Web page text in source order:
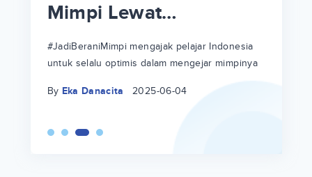
Mimpi Lewat
#JadiBeraniMimpi
#JadiBeraniMimpi mengajak pelajar Indonesia
untuk selalu optimis dalam mengejar mimpinya
By Eka Danacita 2025-06-04